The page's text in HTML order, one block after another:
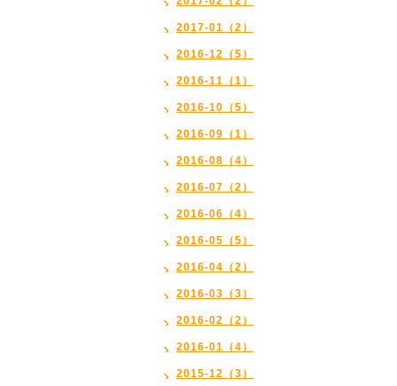
2017-01（2）
2016-12（5）
2016-11（1）
2016-10（5）
2016-09（1）
2016-08（4）
2016-07（2）
2016-06（4）
2016-05（5）
2016-04（2）
2016-03（3）
2016-02（2）
2016-01（4）
2015-12（3）